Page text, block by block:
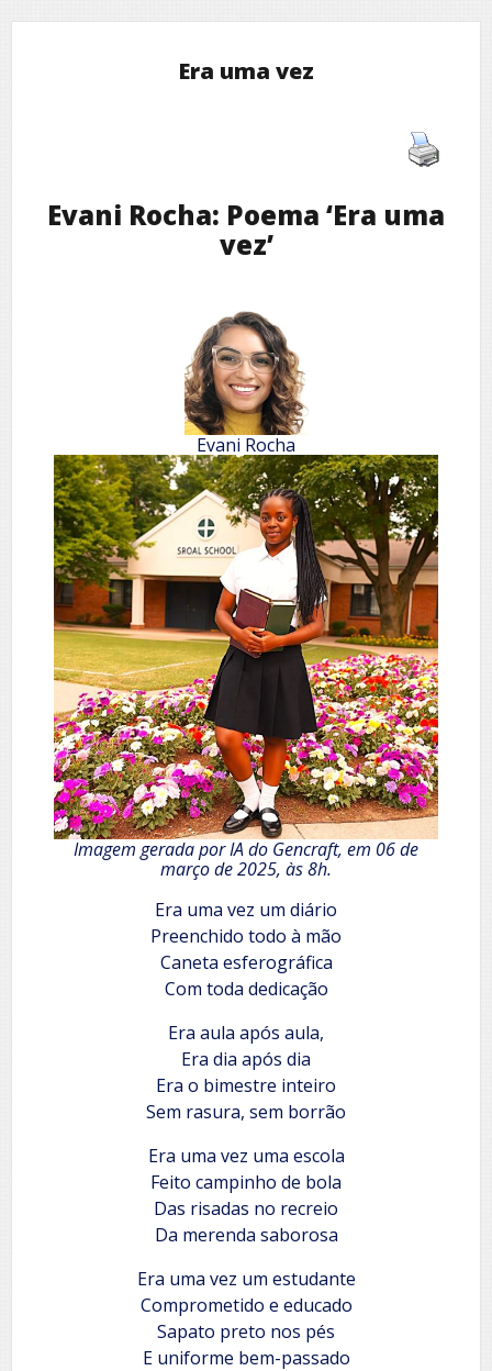
Era uma vez
Evani Rocha: Poema ‘Era uma
vez’
Evani Rocha
Imagem gerada por IA do Gencraft, em 06 de
março de 2025, às 8h.
Era uma vez um diário
Preenchido todo à mão
Caneta esferográfica
Com toda dedicação
Era aula após aula,
Era dia após dia
Era o bimestre inteiro
Sem rasura, sem borrão
Era uma vez uma escola
Feito campinho de bola
Das risadas no recreio
Da merenda saborosa
Era uma vez um estudante
Comprometido e educado
Sapato preto nos pés
E uniforme bem-passado